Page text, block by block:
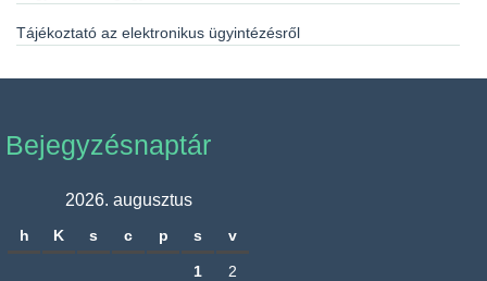
Tájékoztató az elektronikus ügyintézésről
Bejegyzésnaptár
2026. augusztus
h K s c p s v
1
2